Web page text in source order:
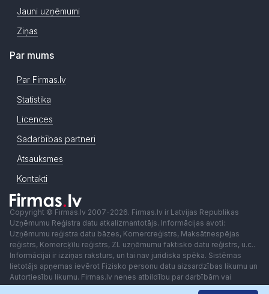
Jauni uzņēmumi
Ziņas
Par mums
Par Firmas.lv
Statistika
Licences
Sadarbības partneri
Atsauksmes
Kontakti
Copyright © Firmas.lv 2007-2026. Firmas.lv ir Latvijas Republikas
Uzņēmumu Reģistra datu atkalizmantotājs. Informācijas avoti:
Uzņēmumu reģistra datu bāzes, Komercreģistrs, Maksātnespējas
reģistrs, Komercķīlu reģistrs, ZL uzņēmumu faktisko datu reģistrs, u.c..
Informācijai ir izziņas raksturs, un tai nav juridiska spēka. Sistēmas
lietotājs apņemas ievērot Fizisko personu datu aizsardzības likumu un
Autortiesību likumu. Firmas.lv nenes atbildību par darbībām vai
lēmumiem, kas balstīti uz saņemto pakalpojumu. Lietotājam aizliegts